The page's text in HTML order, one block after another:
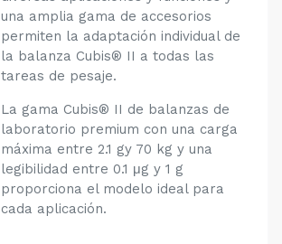
una amplia gama de accesorios
permiten la adaptación individual de
la balanza Cubis® II a todas las
tareas de pesaje.
La gama Cubis® II de balanzas de
laboratorio premium con una carga
máxima entre 2.1 gy 70 kg y una
legibilidad entre 0.1 μg y 1 g
proporciona el modelo ideal para
cada aplicación.